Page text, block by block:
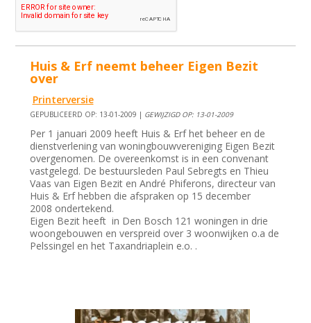
Huis & Erf neemt beheer Eigen Bezit
over
Printerversie
GEPUBLICEERD OP: 13-01-2009 | GEWIJZIGD OP: 13-01-2009
Per 1 januari 2009 heeft Huis & Erf het beheer en de
dienstverlening van woningbouwvereniging Eigen Bezit
overgenomen. De overeenkomst is in een convenant
vastgelegd. De bestuursleden Paul Sebregts en Thieu
Vaas van Eigen Bezit en André Phiferons, directeur van
Huis & Erf hebben die afspraken op 15 december
2008 ondertekend.
Eigen Bezit heeft in Den Bosch 121 woningen in drie
woongebouwen en verspreid over 3 woonwijken o.a de
Pelssingel en het Taxandriaplein e.o. .